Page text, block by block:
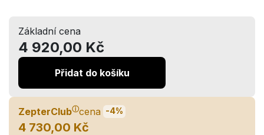
Základní cena
4 920,00 Kč
Přidat do košíku
ZepterClubⓘcena -4%
4 730,00 Kč